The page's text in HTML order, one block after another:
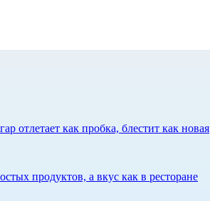
отлетает как пробка, блестит как новая
продуктов, а вкус как в ресторане